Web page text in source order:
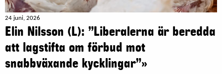
24 juni, 2026
Elin Nilsson (L): ”Liberalerna är beredda
att lagstifta om förbud mot
snabbväxande kycklingar”»